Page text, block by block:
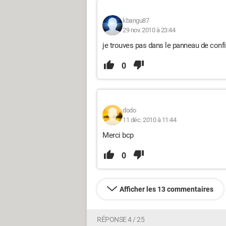
kbangu87
29 nov. 2010 à 23:44
je trouves pas dans le panneau de
0
dodo
11 déc. 2010 à 11:44
Merci bcp
0
Afficher les 13 commentaires
RÉPONSE 4 / 25